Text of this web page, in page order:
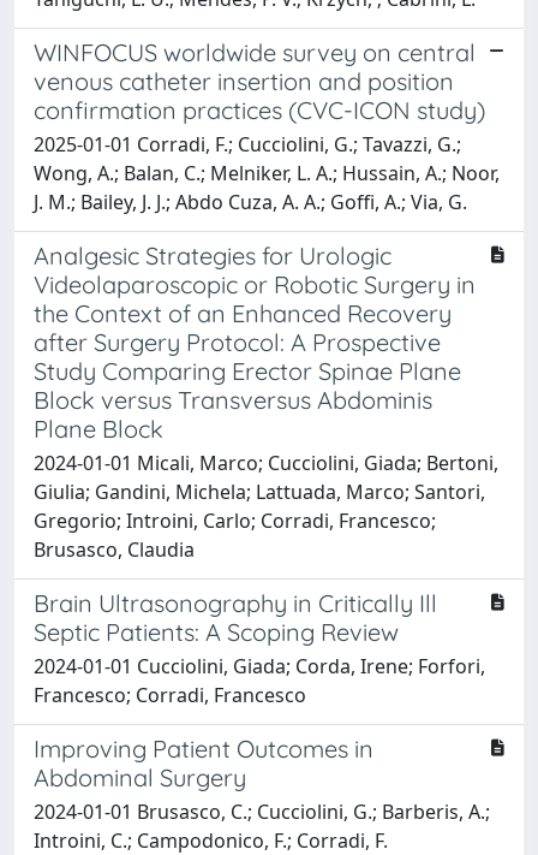
WINFOCUS worldwide survey on central
venous catheter insertion and position
confirmation practices (CVC-ICON study)
2025-01-01 Corradi, F.; Cucciolini, G.; Tavazzi, G.;
Wong, A.; Balan, C.; Melniker, L. A.; Hussain, A.; Noor,
J. M.; Bailey, J. J.; Abdo Cuza, A. A.; Goffi, A.; Via, G.
Analgesic Strategies for Urologic
Videolaparoscopic or Robotic Surgery in
the Context of an Enhanced Recovery
after Surgery Protocol: A Prospective
Study Comparing Erector Spinae Plane
Block versus Transversus Abdominis
Plane Block
2024-01-01 Micali, Marco; Cucciolini, Giada; Bertoni,
Giulia; Gandini, Michela; Lattuada, Marco; Santori,
Gregorio; Introini, Carlo; Corradi, Francesco;
Brusasco, Claudia
Brain Ultrasonography in Critically Ill
Septic Patients: A Scoping Review
2024-01-01 Cucciolini, Giada; Corda, Irene; Forfori,
Francesco; Corradi, Francesco
Improving Patient Outcomes in
Abdominal Surgery
2024-01-01 Brusasco, C.; Cucciolini, G.; Barberis, A.;
Introini, C.; Campodonico, F.; Corradi, F.